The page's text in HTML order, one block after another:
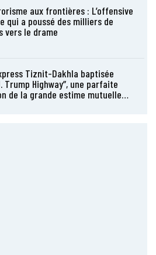
aux frontières : L’offensive
qui a poussé des milliers de
vers le drame
Tiznit-Dakhla baptisée
Trump Highway”, une parfaite
de la grande estime mutuelle…